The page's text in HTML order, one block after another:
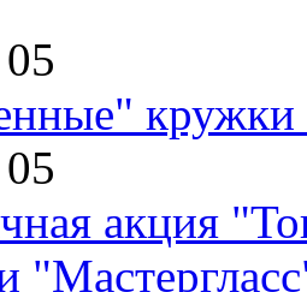
кружки
акция